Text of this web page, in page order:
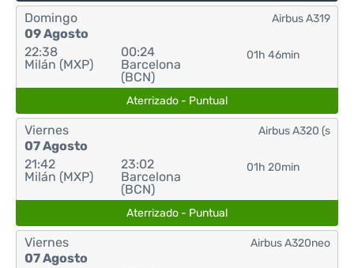
Domingo
09 Agosto
22:38
Milán (MXP)
00:24
Barcelona
(BCN)
01h 46min
Airbus A319
Aterrizado - Puntual
Viernes
07 Agosto
21:42
Milán (MXP)
23:02
Barcelona
(BCN)
01h 20min
Airbus A320 (s
Aterrizado - Puntual
Viernes
07 Agosto
Airbus A320neo